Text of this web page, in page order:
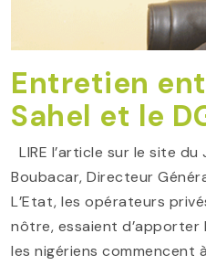
Entretien
Sahel et le
LIRE l’article sur le site du
Boubacar, Directeur
L’Etat, les opérateurs
nôtre, essaient
les nigériens commencent